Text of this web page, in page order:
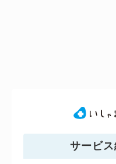
サービ